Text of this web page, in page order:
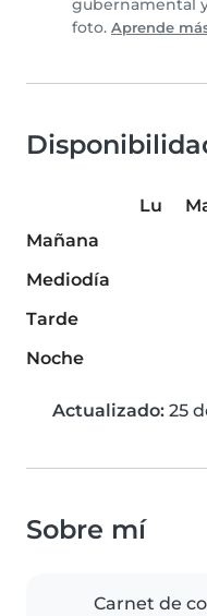
gubernamental
foto. Aprende
Lu
Mañana
Mediodía
Tarde
Noche
Actualizado: 25
Sobre mí
Carnet de